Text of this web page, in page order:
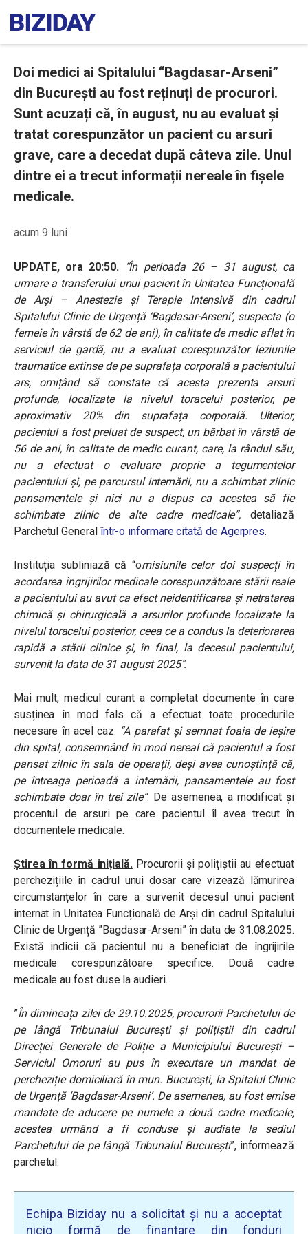
Doi medici ai Spitalului “Bagdasar-Arseni”
din București au fost reținuți de procurori.
Sunt acuzați că, în august, nu au evaluat și
tratat corespunzător un pacient cu arsuri
grave, care a decedat după câteva zile. Unul
dintre ei a trecut informații nereale în fișele
medicale.
acum 9 luni
UPDATE, ora 20:50.
“În perioada 26 – 31 august, ca
urmare a transferului unui pacient în Unitatea Funcțională
de Arși – Anestezie și Terapie Intensivă din cadrul
Spitalului Clinic de Urgență ‘Bagdasar-Arseni’, suspecta (o
femeie în vârstă de 62 de ani), în calitate de medic aflat în
serviciul de gardă, nu a evaluat corespunzător leziunile
traumatice extinse de pe suprafața corporală a pacientului
ars, omițând să constate că acesta prezenta arsuri
profunde, localizate la nivelul toracelui posterior, pe
aproximativ 20% din suprafața corporală. Ulterior,
pacientul a fost preluat de suspect, un bărbat în vârstă de
56 de ani, în calitate de medic curant, care, la rândul său,
nu a efectuat o evaluare proprie a tegumentelor
pacientului și, pe parcursul internării, nu a schimbat zilnic
pansamentele și nici nu a dispus ca acestea să fie
schimbate zilnic de alte cadre medicale”, detaliază
Parchetul General într-o informare citată de Agerpres.
Instituția subliniază că “omisiunile celor doi suspecți în
acordarea îngrijirilor medicale corespunzătoare stării reale
a pacientului au avut ca efect neidentificarea și netratarea
chimică și chirurgicală a arsurilor profunde localizate la
nivelul toracelui posterior, ceea ce a condus la deteriorarea
rapidă a stării clinice și, în final, la decesul pacientului,
survenit la data de 31 august 2025″.
Mai mult, medicul curant a completat documente în care
susținea în mod fals că a efectuat toate procedurile
necesare în acel caz: “Aparafat și semnat foaia de ieșire
din spital, consemnând în mod nereal că pacientul a fost
pansat zilnic în sala de operații, deși avea cunoștință că,
pe întreaga perioadă a internării, pansamentele au fost
schimbate doar în trei zile”. De asemenea, a modificat și
procentul de arsuri pe care pacientul îl avea trecut în
documentele medicale.
Știrea în formă inițială.Procurorii și polițiștii au efectuat
perchezițiile în cadrul unui dosar care vizează lămurirea
circumstanțelor în care a survenit decesul unui pacient
internat în Unitatea Funcțională de Arși din cadrul Spitalului
Clinic de Urgență ”Bagdasar-Arseni” în data de 31.08.2025.
Există indicii că pacientul nu a beneficiat de îngrijirile
medicale corespunzătoare specifice. Două cadre
medicale au fost duse la audieri.
”În dimineața zilei de 29.10.2025, procurorii Parchetului de
pe lângă Tribunalul București și polițiștii din cadrul
Direcției Generale de Poliție a Municipiului București –
Serviciul Omoruri au pus în executare un mandat de
percheziție domiciliară în mun. București, la Spitalul Clinic
de Urgență ‘Bagdasar-Arseni’. De asemenea, au fost emise
mandate de aducere pe numele a două cadre medicale,
acestea urmând a fi conduse și audiate la sediul
Parchetului de pe lângă Tribunalul București”, informează
parchetul.
Echipa Biziday nu a solicitat și nu a acceptat
nicio formă de finanțare din fonduri